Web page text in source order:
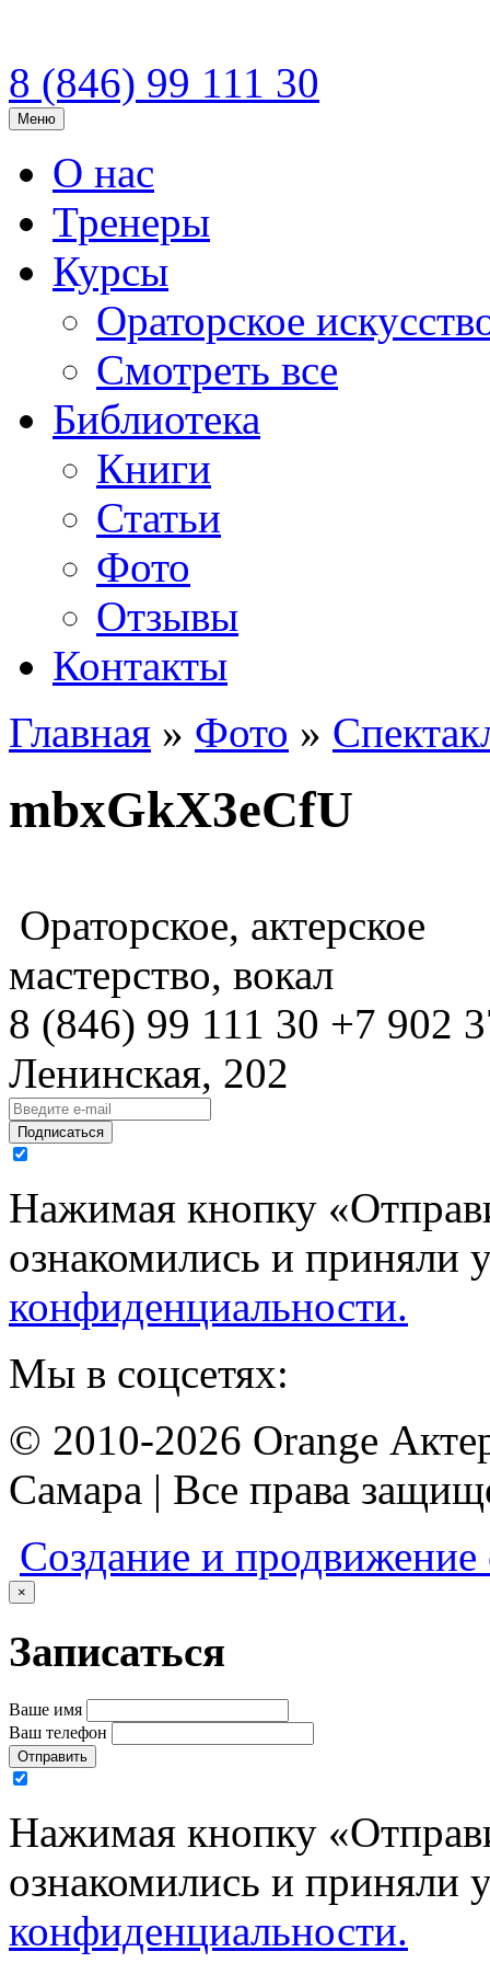
8 (846) 99 111 30
Меню
О нас
Тренеры
Курсы
Ораторское
Смотреть все
Библиотека
Книги
Статьи
Фото
Отзывы
Контакты
Главная » Фото »
mbxGkX3eCfU
Ораторское, актерское
мастерство, вокал
8 (846) 99 111 30 +7 902
Ленинская, 202
Подписаться
Нажимая кнопку
ознакомились и приняли
конфиденциальности.
Мы в соцсетях:
© 2010-2026 Orange
Самара | Все права
Создание и
×
Записаться
Ваше имя
Ваш телефон
Отправить
Нажимая кнопку
ознакомились и приняли
конфиденциальности.